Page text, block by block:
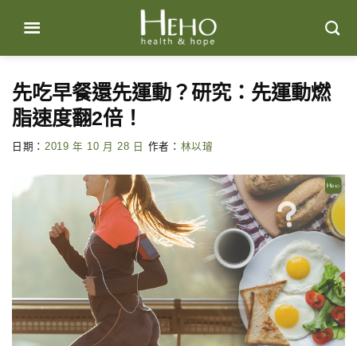
content
先吃早餐還先運動？研究：先運動燃
脂速度翻2倍！
日期： 2019 年 10 月 28 日 作者： 林以璿